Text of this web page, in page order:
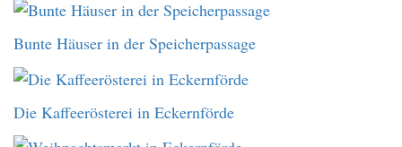
Bunte Häuser in der Speicherpassage
Die Kaffeerösterei in Eckernförde